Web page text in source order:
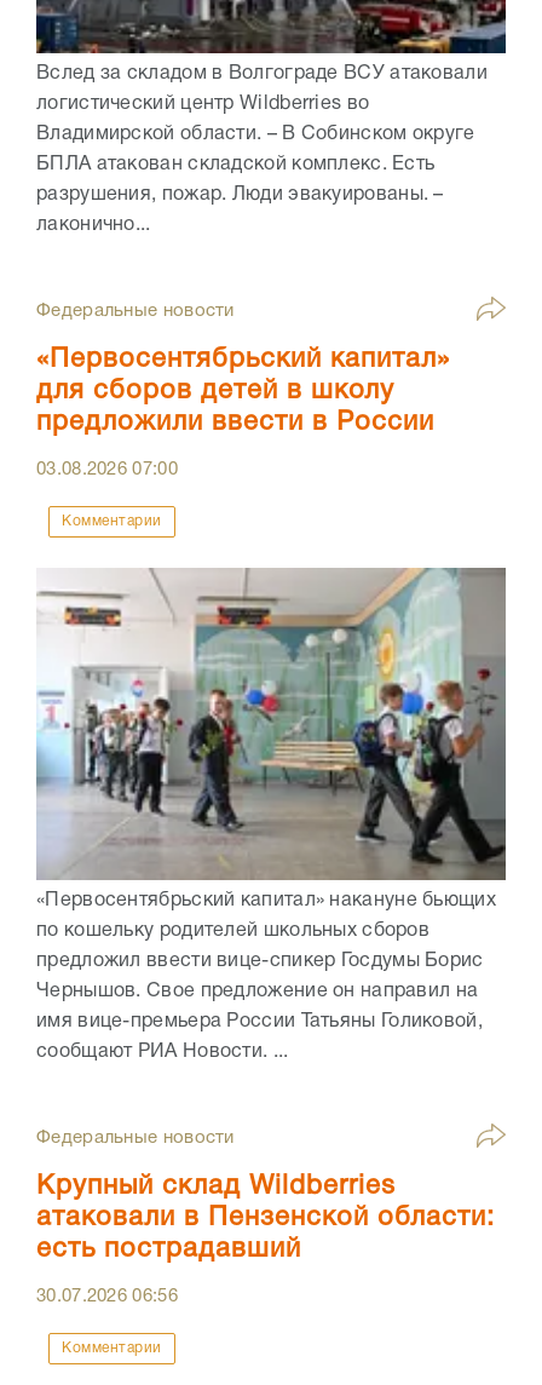
Вслед за складом в Волгограде ВСУ атаковали
логистический центр Wildberries во
Владимирской области. – В Собинском округе
БПЛА атакован складской комплекс. Есть
разрушения, пожар. Люди эвакуированы. –
лаконично...
Федеральные новости
«Первосентябрьский капитал»
для сборов детей в школу
предложили ввести в России
03.08.202607:00
Комментарии
«Первосентябрьский капитал» накануне бьющих
по кошельку родителей школьных сборов
предложил ввести вице-спикер Госдумы Борис
Чернышов. Свое предложение он направил на
имя вице-премьера России Татьяны Голиковой,
сообщают РИА Новости. ...
Федеральные новости
Крупный склад Wildberries
атаковали в Пензенской области:
есть пострадавший
30.07.202606:56
Комментарии